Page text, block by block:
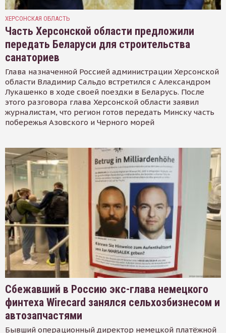
ХЕРСОНСКАЯ ОБЛАСТЬ
Часть Херсонской области предложили
передать Беларуси для строительства
санаториев
Глава назначенной Россией администрации Херсонской
области Владимир Сальдо встретился с Александром
Лукашенко в ходе своей поездки в Беларусь. После
этого разговора глава Херсонской области заявил
журналистам, что регион готов передать Минску часть
побережья Азовского и Черного морей
Сбежавший в Россию экс-глава немецкого
финтеха Wirecard занялся сельхозбизнесом и
автозапчастями
Бывший операционный директор немецкой платёжной